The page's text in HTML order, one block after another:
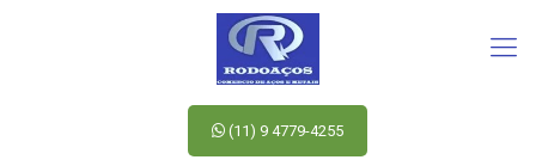
(11) 9 4779-4255